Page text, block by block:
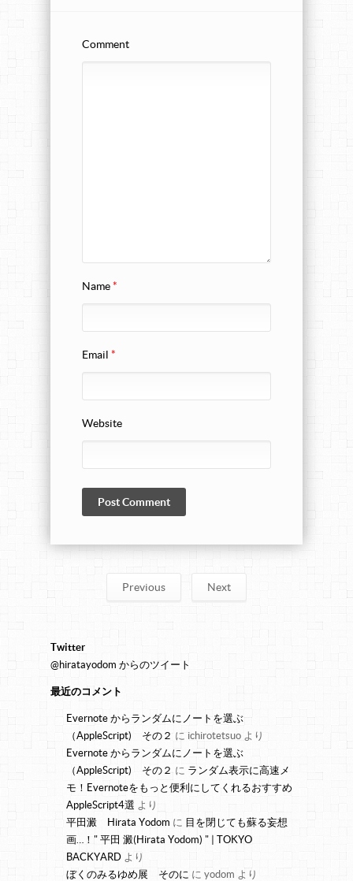
Comment
Name*
Email *
Website
Previous Next
Twitter
@hiratayodom からのツイート
最近のコメント
Evernote からランダムにノートを選ぶ
（AppleScript) その２ に ichirotetsuo より
Evernote からランダムにノートを選ぶ
（AppleScript) その２ に ランダム表示に高速メ
モ！Evernoteをもっと便利にしてくれるおすすめ
AppleScript4選 より
平田澱 Hirata Yodom に 目を閉じても蘇る妄想
画…！" 平田 澱(Hirata Yodom) " | TOKYO
BACKYARD より
ぼくのみるゆめ展 そのに に yodom より